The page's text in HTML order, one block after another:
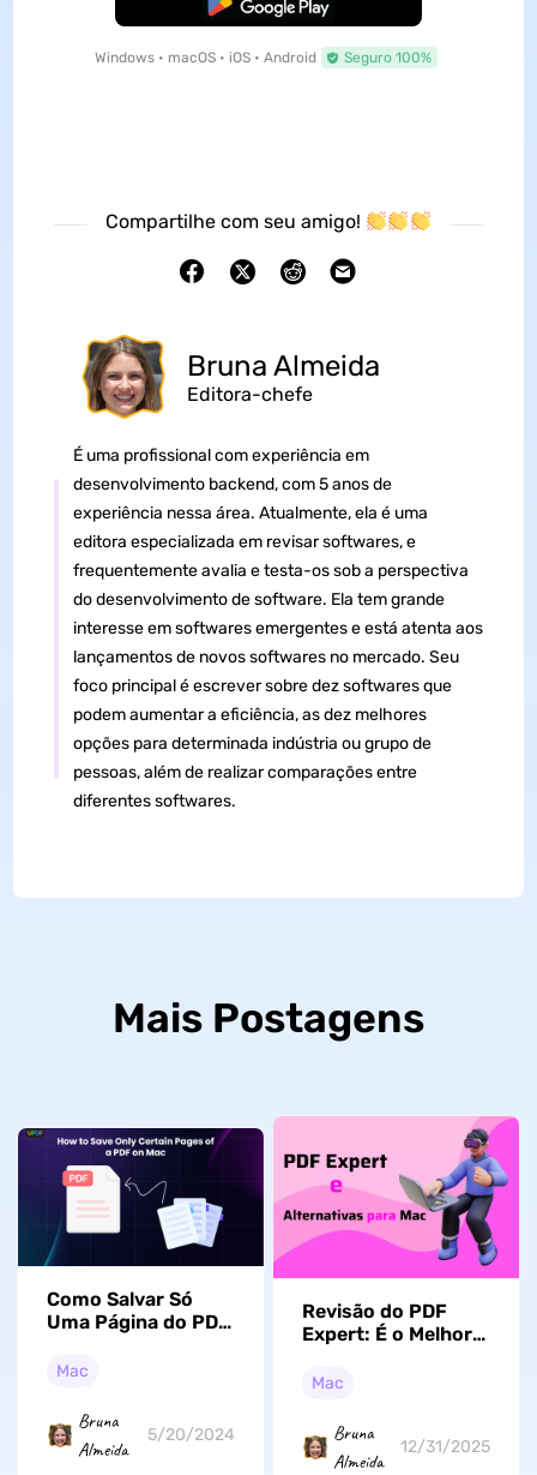
Windows • macOS • iOS • Android Seguro 100%
Compartilhe com seu amigo!
Bruna Almeida
Editora-chefe
É uma profissional com experiência em
desenvolvimento backend, com 5 anos de
experiência nessa área. Atualmente, ela é uma
editora especializada em revisar softwares, e
frequentemente avalia e testa-os sob a perspectiva
do desenvolvimento de software. Ela tem grande
interesse em softwares emergentes e está atenta aos
lançamentos de novos softwares no mercado. Seu
foco principal é escrever sobre dez softwares que
podem aumentar a eficiência, as dez melhores
opções para determinada indústria ou grupo de
pessoas, além de realizar comparações entre
diferentes softwares.
Mais Postagens
Como Salvar Só
Uma Página do PDF
Maneiras Fáceis
Mac
Bruna
Almeida
5/20/2024
Revisão do PDF
Expert: É o Melhor
Mac e iOS?
Mac
Bruna
Almeida
12/31/2025